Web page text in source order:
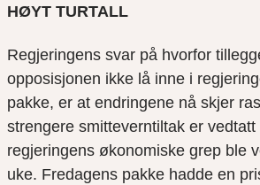
HØYT TURTALL
Regjeringens svar på hvorfor
opposisjonen ikke lå inne i
pakke, er at endringene nå skjer
strengere smitteverntiltak er vedtatt
regjeringens økonomiske grep ble
uke. Fredagens pakke hadde en